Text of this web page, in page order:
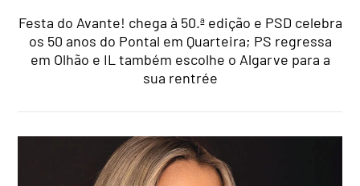
Festa do Avante! chega à 50.ª edição e PSD celebra
os 50 anos do Pontal em Quarteira; PS regressa
em Olhão e IL também escolhe o Algarve para a
sua rentrée